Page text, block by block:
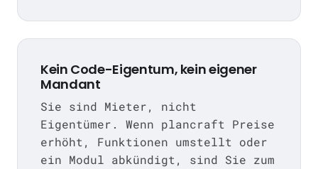
Kein Code-Eigentum, kein eigener
Mandant
Sie sind Mieter, nicht
Eigentümer. Wenn plancraft Preise
erhöht, Funktionen umstellt oder
ein Modul abkündigt, sind Sie zum